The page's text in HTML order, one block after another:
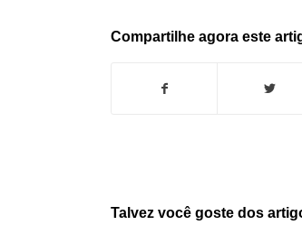
Compartilhe agora este
Talvez você goste dos